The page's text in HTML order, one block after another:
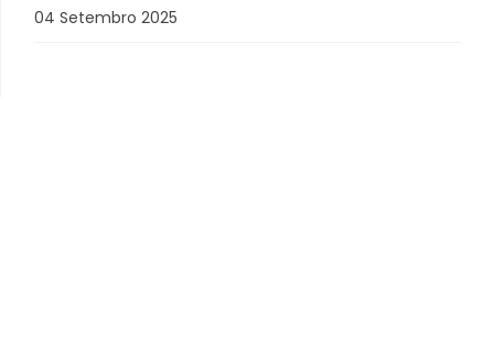
04 Setembro 2025